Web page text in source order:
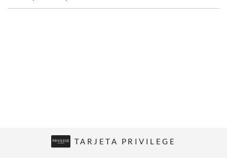
TARJETA PRIVILEGE